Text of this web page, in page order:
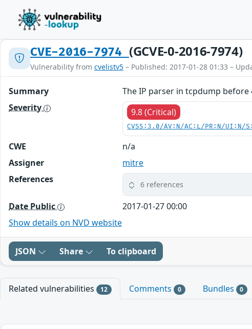
CVE-2016-7974 (GCVE-0-2016-7974)
Vulnerability from cvelistv5 – Published: 2017-01-28 01:33 –
Summary
The IP parser in tcpdump
Severity
9.8 (Critical)
CVSS:3.0/AV:N/AC:L/PR:N/UI:N/
CWE
n/a
Assigner
mitre
References
6 references
Date Public
2017-01-27 00:00
Show details on NVD website
JSON Share To clipboard
Related vulnerabilities 12 Comments 0 Bundles 0